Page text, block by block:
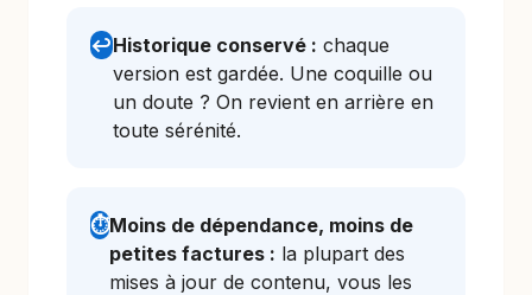
↩️Historique conservé : chaque
version est gardée. Une coquille ou
un doute ? On revient en arrière en
toute sérénité.
⏱️Moins de dépendance, moins de
petites factures : la plupart des
mises à jour de contenu, vous les